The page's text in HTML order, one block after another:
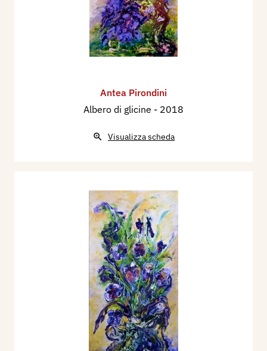
Antea Pirondini
Albero di glicine - 2018
Visualizza scheda